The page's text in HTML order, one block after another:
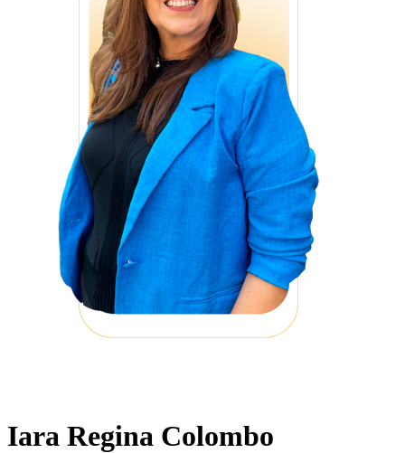
Iara Regina Colombo